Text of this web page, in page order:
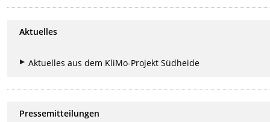
Aktuelles
Aktuelles aus dem KliMo-Projekt Südheide
Pressemitteilungen